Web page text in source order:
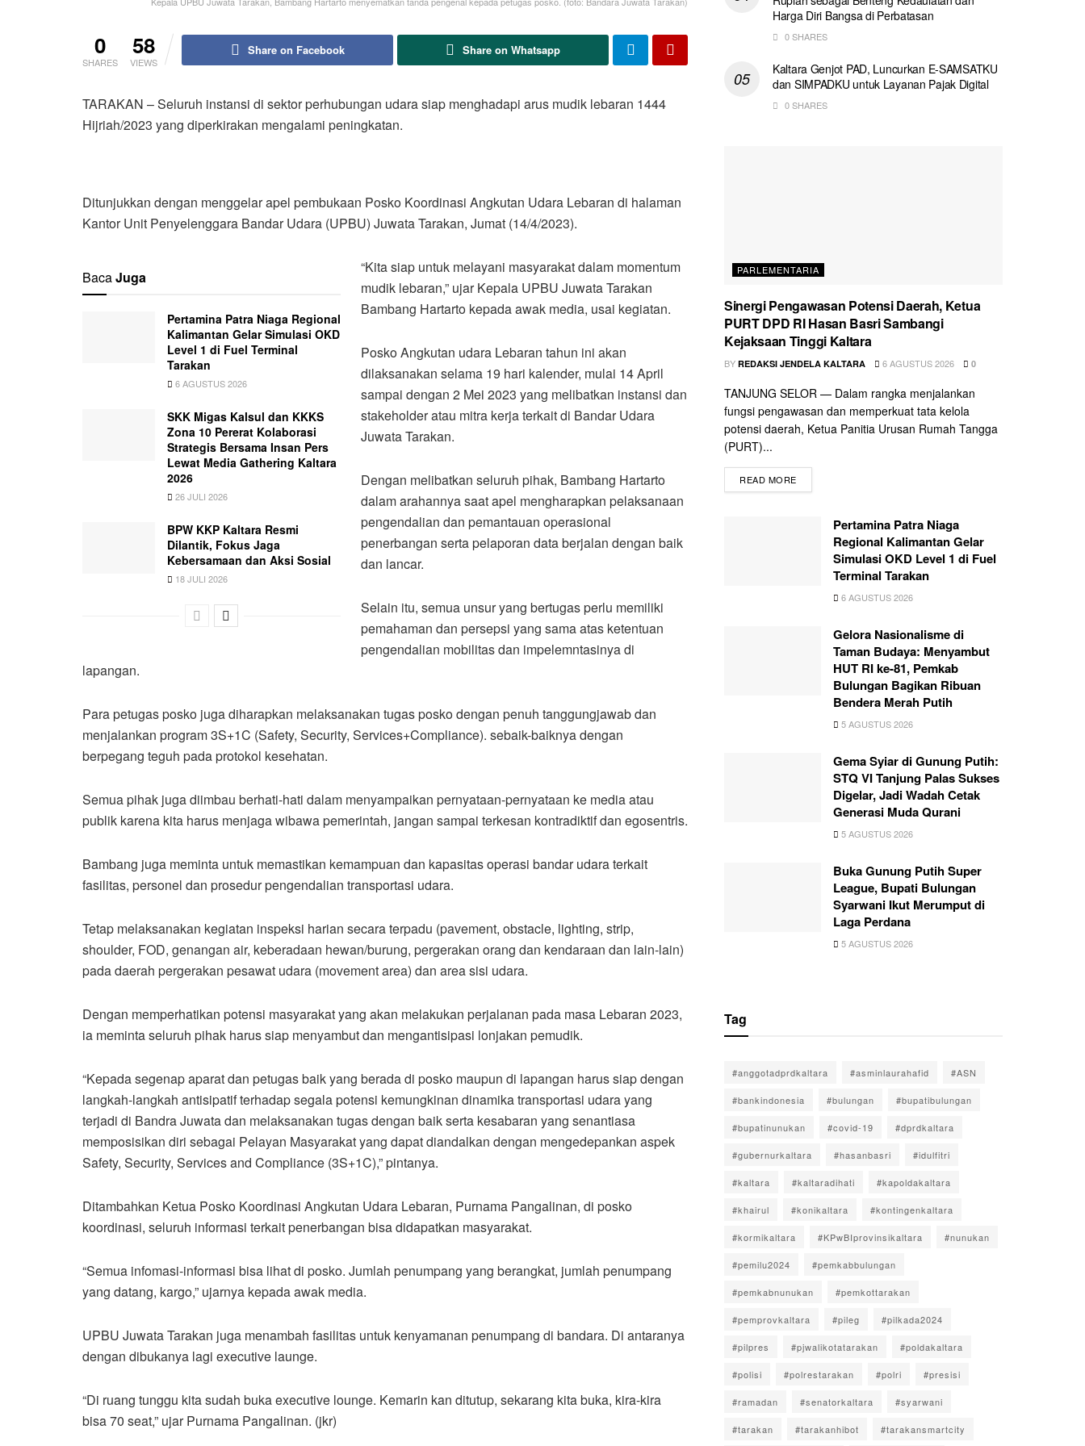
0
SHARES
58
VIEWS
Share on Facebook Share on Whatsapp
TARAKAN – Seluruh instansi di sektor perhubungan udara siap menghadapi arus mudik lebaran 1444
Hijriah/2023 yang diperkirakan mengalami peningkatan.
Ditunjukkan dengan menggelar apel pembukaan Posko Koordinasi Angkutan Udara Lebaran di halaman
Kantor Unit Penyelenggara Bandar Udara (UPBU) Juwata Tarakan, Jumat (14/4/2023).
BacaJuga
Pertamina Patra Niaga Regional
Kalimantan Gelar Simulasi OKD
Level 1 di Fuel Terminal
Tarakan
6 AGUSTUS 2026
SKK Migas Kalsul dan KKKS
Zona 10 Pererat Kolaborasi
Strategis Bersama Insan Pers
Lewat Media Gathering Kaltara
2026
26 JULI 2026
BPW KKP Kaltara Resmi
Dilantik, Fokus Jaga
Kebersamaan dan Aksi Sosial
18 JULI 2026
“Kita siap untuk melayani masyarakat dalam momentum
mudik lebaran,” ujar Kepala UPBU Juwata Tarakan
Bambang Hartarto kepada awak media, usai kegiatan.
Posko Angkutan udara Lebaran tahun ini akan
dilaksanakan selama 19 hari kalender, mulai 14 April
sampai dengan 2 Mei 2023 yang melibatkan instansi dan
stakeholder atau mitra kerja terkait di Bandar Udara
Juwata Tarakan.
Dengan melibatkan seluruh pihak, Bambang Hartarto
dalam arahannya saat apel mengharapkan pelaksanaan
pengendalian dan pemantauan operasional
penerbangan serta pelaporan data berjalan dengan baik
dan lancar.
Selain itu, semua unsur yang bertugas perlu memiliki
pemahaman dan persepsi yang sama atas ketentuan
pengendalian mobilitas dan impelemntasinya di
lapangan.
Para petugas posko juga diharapkan melaksanakan tugas posko dengan penuh tanggungjawab dan
menjalankan program 3S+1C (Safety, Security, Services+Compliance). sebaik-baiknya dengan
berpegang teguh pada protokol kesehatan.
Semua pihak juga diimbau berhati-hati dalam menyampaikan pernyataan-pernyataan ke media atau
publik karena kita harus menjaga wibawa pemerintah, jangan sampai terkesan kontradiktif dan egosentris.
Bambang juga meminta untuk memastikan kemampuan dan kapasitas operasi bandar udara terkait
fasilitas, personel dan prosedur pengendalian transportasi udara.
Tetap melaksanakan kegiatan inspeksi harian secara terpadu (pavement, obstacle, lighting, strip,
shoulder, FOD, genangan air, keberadaan hewan/burung, pergerakan orang dan kendaraan dan lain-lain)
pada daerah pergerakan pesawat udara (movement area) dan area sisi udara.
Dengan memperhatikan potensi masyarakat yang akan melakukan perjalanan pada masa Lebaran 2023,
ia meminta seluruh pihak harus siap menyambut dan mengantisipasi lonjakan pemudik.
“Kepada segenap aparat dan petugas baik yang berada di posko maupun di lapangan harus siap dengan
langkah-langkah antisipatif terhadap segala potensi kemungkinan dinamika transportasi udara yang
terjadi di Bandra Juwata dan melaksanakan tugas dengan baik serta kesabaran yang senantiasa
memposisikan diri sebagai Pelayan Masyarakat yang dapat diandalkan dengan mengedepankan aspek
Safety, Security, Services and Compliance (3S+1C),” pintanya.
Ditambahkan Ketua Posko Koordinasi Angkutan Udara Lebaran, Purnama Pangalinan, di posko
koordinasi, seluruh informasi terkait penerbangan bisa didapatkan masyarakat.
“Semua infomasi-informasi bisa lihat di posko. Jumlah penumpang yang berangkat, jumlah penumpang
yang datang, kargo,” ujarnya kepada awak media.
UPBU Juwata Tarakan juga menambah fasilitas untuk kenyamanan penumpang di bandara. Di antaranya
dengan dibukanya lagi executive launge.
“Di ruang tunggu kita sudah buka executive lounge. Kemarin kan ditutup, sekarang kita buka, kira-kira
bisa 70 seat,” ujar Purnama Pangalinan. (jkr)
Harga Diri Bangsa di Perbatasan
0 SHARES
Kaltara Genjot PAD, Luncurkan E-SAMSATKU
dan SIMPADKU untuk Layanan Pajak Digital
0 SHARES
PARLEMENTARIA
Sinergi Pengawasan Potensi Daerah, Ketua
PURT DPD RI Hasan Basri Sambangi
Kejaksaan Tinggi Kaltara
BY REDAKSI JENDELA KALTARA 6 AGUSTUS 2026 0
TANJUNG SELOR — Dalam rangka menjalankan
fungsi pengawasan dan memperkuat tata kelola
potensi daerah, Ketua Panitia Urusan Rumah Tangga
(PURT)...
READ MORE
Pertamina Patra Niaga
Regional Kalimantan Gelar
Simulasi OKD Level 1 di Fuel
Terminal Tarakan
6 AGUSTUS 2026
Gelora Nasionalisme di
Taman Budaya: Menyambut
HUT RI ke-81, Pemkab
Bulungan Bagikan Ribuan
Bendera Merah Putih
5 AGUSTUS 2026
Gema Syiar di Gunung Putih:
STQ VI Tanjung Palas Sukses
Digelar, Jadi Wadah Cetak
Generasi Muda Qurani
5 AGUSTUS 2026
Buka Gunung Putih Super
League, Bupati Bulungan
Syarwani Ikut Merumput di
Laga Perdana
5 AGUSTUS 2026
Tag
#anggotadprdkaltara #asminlaurahafid #ASN
#bankindonesia #bulungan #bupatibulungan
#bupatinunukan #covid-19 #dprdkaltara
#gubernurkaltara #hasanbasri #idulfitri
#kaltara #kaltaradihati #kapoldakaltara
#khairul #konikaltara #kontingenkaltara
#kormikaltara #KPwBIprovinsikaltara #nunukan
#pemilu2024 #pemkabbulungan
#pemkabnunukan #pemkottarakan
#pemprovkaltara #pileg #pilkada2024
#pilpres #pjwalikotatarakan #poldakaltara
#polisi #polrestarakan #polri #presisi
#ramadan #senatorkaltara #syarwani
#tarakan #tarakanhibot #tarakansmartcity